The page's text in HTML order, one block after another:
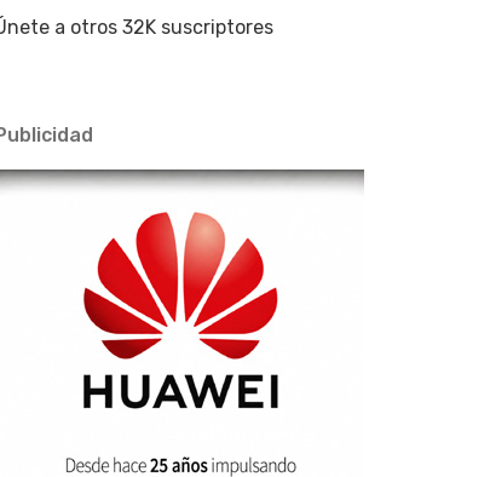
a otros 32K suscriptores